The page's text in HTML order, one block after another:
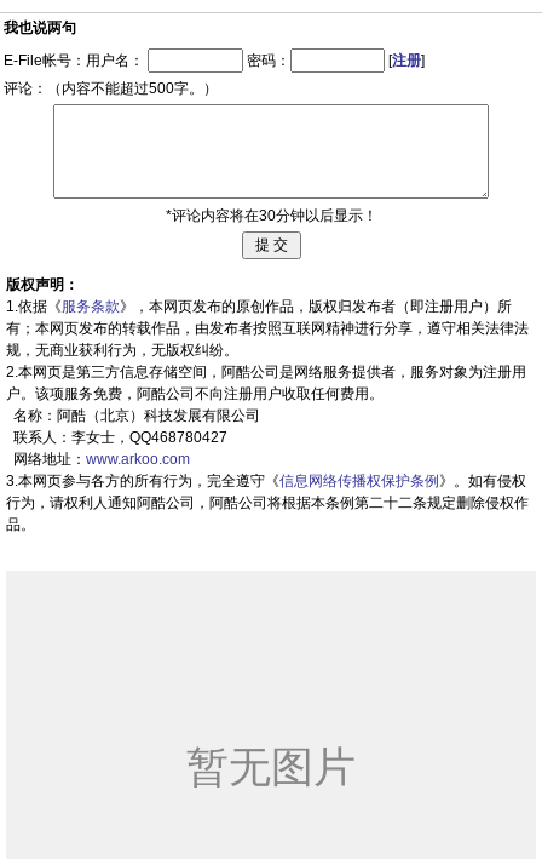
我也说两句
E-File帐号：用户名：
密码： [注册]
评论：（内容不能超过500字。）
*评论内容将在30分钟以后显示！
版权声明：
1.依据《服务条款》，本网页发布的原创作品，版权归发布者（即注册用户）所
有；本网页发布的转载作品，由发布者按照互联网精神进行分享，遵守相关法律法
规，无商业获利行为，无版权纠纷。
2.本网页是第三方信息存储空间，阿酷公司是网络服务提供者，服务对象为注册用
户。该项服务免费，阿酷公司不向注册用户收取任何费用。
名称：阿酷（北京）科技发展有限公司
联系人：李女士，QQ468780427
网络地址： www.arkoo.com
3.本网页参与各方的所有行为，完全遵守《信息网络传播权保护条例 》。如有侵权
行为，请权利人通知阿酷公司，阿酷公司将根据本条例第二十二条规定删除侵权作
品。